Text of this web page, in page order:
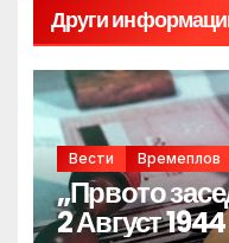
Други
Вести Времеплов
„Првото
2 Август